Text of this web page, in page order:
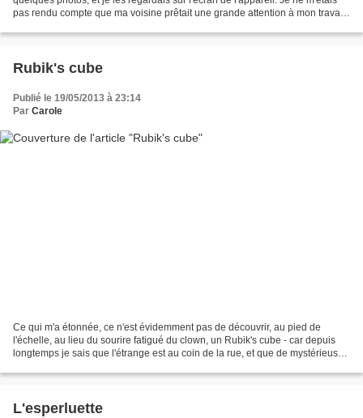
pas rendu compte que ma voisine prêtait une grande attention à mon travail.
Rubik's cube
Publié le 19/05/2013 à 23:14
Par Carole
Ce qui m'a étonnée, ce n'est évidemment pas de découvrir, au pied de
l'échelle, au lieu du sourire fatigué du clown, un Rubik's cube - car depuis
longtemps je sais que l'étrange est au coin de la rue, et que de mystérieuses
L'esperluette